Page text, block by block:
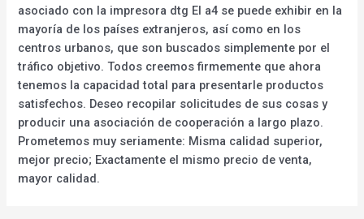
asociado con la impresora dtg El a4 se puede exhibir en la
mayoría de los países extranjeros, así como en los
centros urbanos, que son buscados simplemente por el
tráfico objetivo. Todos creemos firmemente que ahora
tenemos la capacidad total para presentarle productos
satisfechos. Deseo recopilar solicitudes de sus cosas y
producir una asociación de cooperación a largo plazo.
Prometemos muy seriamente: Misma calidad superior,
mejor precio; Exactamente el mismo precio de venta,
mayor calidad.